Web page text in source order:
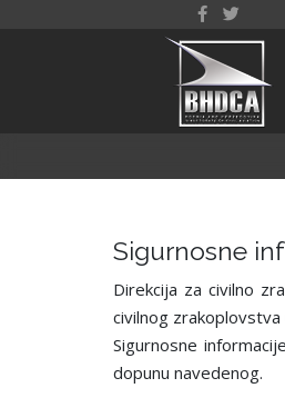
Sigurnosne
Direkcija za civilno
civilnog zrakoplovstva
Sigurnosne
dopunu navedenog.